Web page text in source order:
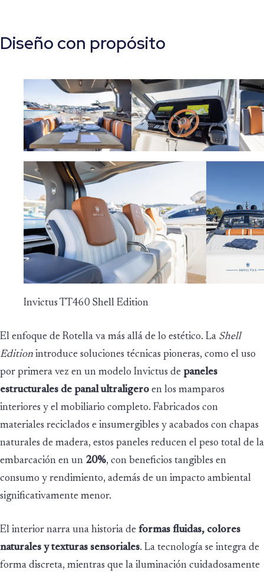
Diseño con propósito
Invictus TT460 Shell Edition
El enfoque de Rotella va más allá de lo estético. La Shell
Edition introduce soluciones técnicas pioneras, como el uso
por primera vez en un modelo Invictus de paneles
estructurales de panal ultraligero en los mamparos
interiores y el mobiliario completo. Fabricados con
materiales reciclados e insumergibles y acabados con chapas
naturales de madera, estos paneles reducen el peso total de la
embarcación en un 20%, con beneficios tangibles en
consumo y rendimiento, además de un impacto ambiental
significativamente menor.
El interior narra una historia de formas fluidas, colores
naturales y texturas sensoriales. La tecnología se integra de
forma discreta, mientras que la iluminación cuidadosamente